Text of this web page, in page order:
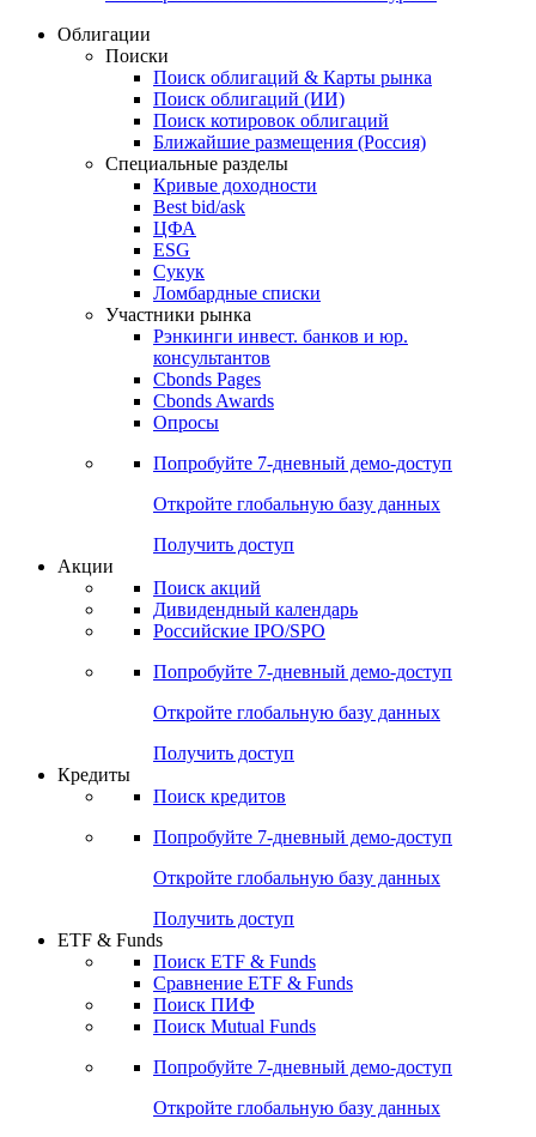
Cbonds Review
ежеквартальный аналитический журнал
Облигации
Поиски
Поиск облигаций & Карты рынка
Поиск облигаций (ИИ)
Поиск котировок облигаций
Ближайшие размещения (Россия)
Специальные разделы
Кривые доходности
Best bid/ask
ЦФА
ESG
Сукук
Ломбардные списки
Участники рынка
Рэнкинги инвест. банков и юр.
Cbonds Pages
Опросы
Попробуйте7-дневный
Откройте глобальную базу данных
Получить доступ
Поиск акций
Российские IPO/SPO
Попробуйте7-дневный
Откройте глобальную базу данных
Получить доступ
Поиск кредитов
Попробуйте7-дневный
Откройте глобальную базу данных
Получить доступ
ETF & Funds
Сравнение ETF & Funds
Поиск Mutual Funds